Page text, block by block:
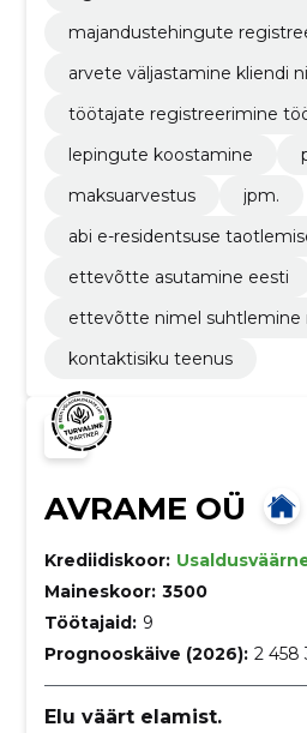
majandustehingute
arvete väljastamine kliendi
töötajate registreerimine
lepingute koostamine
maksuarvestus
jpm.
abi e-residentsuse
ettevõtte asutamine eesti
ettevõtte nimel suhtlemine
kontaktisiku teenus
AVRAME OÜ
Krediidiskoor:
Maineskoor: 3500
Töötajaid: 9
Prognooskäive (2026): 2 458
Elu väärt elamist.